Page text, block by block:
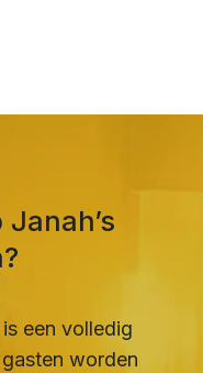
een volledig
worden